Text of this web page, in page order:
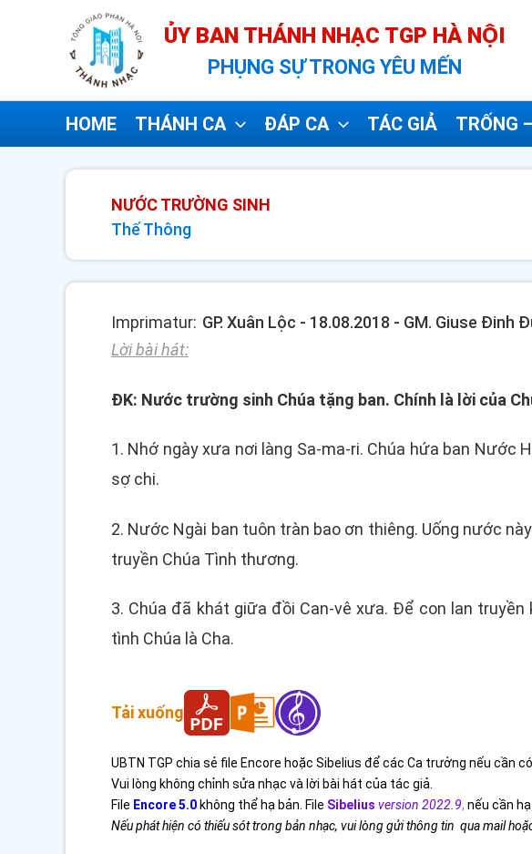
dung
ỦY BAN THÁNH NHẠC TGP HÀ NỘI
PHỤNG SỰ TRONG YÊU MẾN
HOME THÁNH CA ĐÁP CA TÁC GIẢ TRỐNG
NƯỚC TRƯỜNG SINH
Thế Thông
Imprimatur: GP. Xuân Lộc - 18.08.2018 - GM. Giuse Đinh
Lời bài hát:
ĐK: Nước trường sinh Chúa tặng ban. Chính là lời của
1. Nhớ ngày xưa nơi làng Sa-ma-ri. Chúa hứa ban Nước
sợ chi.
2. Nước Ngài ban tuôn tràn bao ơn thiêng. Uống nước
truyền Chúa Tình thương.
3. Chúa đã khát giữa đồi Can-vê xưa. Để con lan
tình Chúa là Cha.
Tải xuống
UBTN TGP chia sẻ file Encore hoặc Sibelius để các Ca trưởng nếu cần
Vui lòng không chỉnh sửa nhạc và lời bài hát của tác giả.
File Encore 5.0 không thể hạ bản. File Sibelius version 2022.9, nếu cần
Nếu phát hiện có thiếu sót trong bản nhạc, vui lòng gửi thông tin qua mail